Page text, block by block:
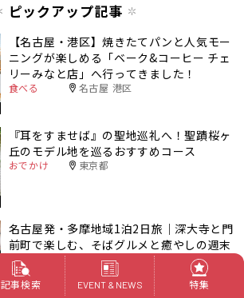
ピックアップ記事
【名古屋・港区】焼きたてパンと人気モー
ニングが楽しめる「ベーク&コーヒー チェ
リーみなと店」へ行ってきました！
食べる 名古屋 港区
『耳をすませば』の聖地巡礼へ！聖蹟桜ヶ
丘のモデル地を巡るおすすめコース
おでかけ 東京都
名古屋発・多摩地域1泊2日旅｜深大寺と門
前町で楽しむ、そばグルメと癒やしの週末
モデルコース
おでかけ 東京都
記事検索 EVENT & NEWS 特集